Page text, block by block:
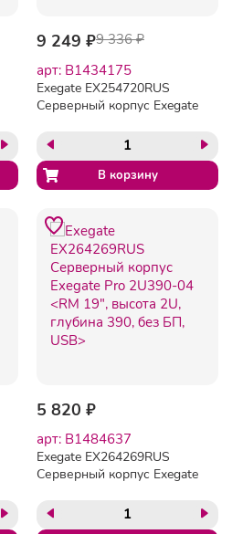
9 249 ₽9 336 ₽
арт: B1434175
Exegate EX254720RUS
Серверный корпус Exegate
высота 4U, глубина 480,
без БП, USB> [4U480-15]
5 820 ₽
арт: B1484637
Exegate EX264269RUS
Серверный корпус Exegate
высота 2U, глубина 390,
без БП, USB>